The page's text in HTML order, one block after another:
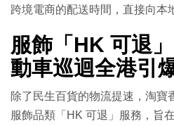
跨境電商的配送時間，直接向本
服飾「HK 可退
動車巡迴全港引
除了民生百貨的物流提速，淘寶
服飾品類「HK 可退」服務，旨